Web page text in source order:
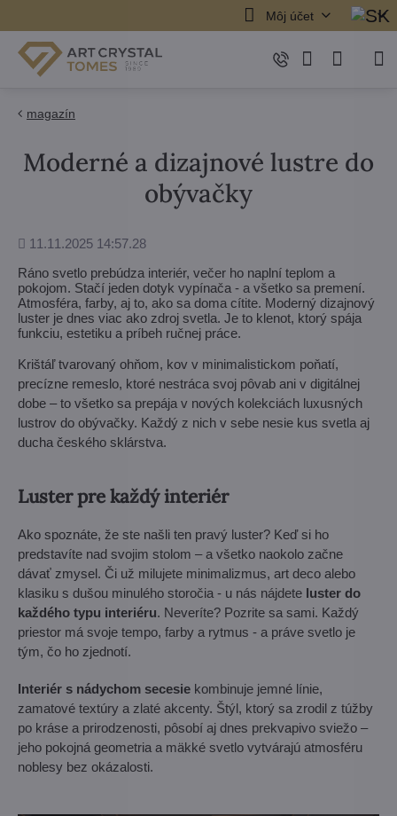
Môj účet
magazín
Moderné a dizajnové lustre do
obývačky
Pridané
11.11.2025 14:57.28
Ráno svetlo prebúdza interiér, večer ho naplní teplom a
pokojom. Stačí jeden dotyk vypínača - a všetko sa premení.
Atmosféra, farby, aj to, ako sa doma cítite. Moderný dizajnový
luster je dnes viac ako zdroj svetla. Je to klenot, ktorý spája
funkciu, estetiku a príbeh ručnej práce.
Krištáľ tvarovaný ohňom, kov v minimalistickom poňatí,
precízne remeslo, ktoré nestráca svoj pôvab ani v digitálnej
dobe – to všetko sa prepája v nových kolekciách luxusných
lustrov do obývačky. Každý z nich v sebe nesie kus svetla aj
ducha českého sklárstva.
Luster pre každý interiér
Ako spoznáte, že ste našli ten pravý luster? Keď si ho
predstavíte nad svojim stolom – a všetko naokolo začne
dávať zmysel. Či už milujete minimalizmus, art deco alebo
klasiku s dušou minulého storočia - u nás nájdete luster do
každého typu interiéru. Neveríte? Pozrite sa sami. Každý
priestor má svoje tempo, farby a rytmus - a práve svetlo je
tým, čo ho zjednotí.
Interiér s nádychom secesie kombinuje jemné línie,
zamatové textúry a zlaté akcenty. Štýl, ktorý sa zrodil z túžby
po kráse a prirodzenosti, pôsobí aj dnes prekvapivo sviežo –
jeho pokojná geometria a mäkké svetlo vytvárajú atmosféru
noblesy bez okázalosti.